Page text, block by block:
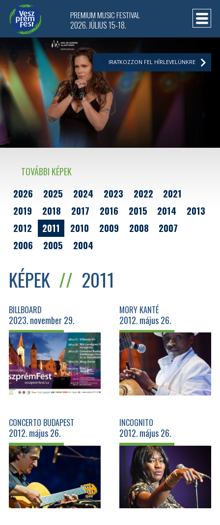
KÉPEK // 2011
BILLBOARD
2023. november 29.
MORY KANTÉ
2012. május 26.
CONCERTO BUDAPEST
SNÉTBERGER FERENCCEL ÉS AZ
AMADINDÁVAL
2012. május 26.
INCOGNITO
2012. május 26.
TOVÁBBI KÉPEK
2026 2025 2024 2023 2022
2021
2019
2018 2017 2016 2015 2014
2013
2012
2011 2010 2009 2008
2007
2006
2005 2004
PREMIUM MUSIC FESTIVAL
2026. JÚLIUS 15-18.
IRATKOZZON FEL HÍRLEVELÜNKRE